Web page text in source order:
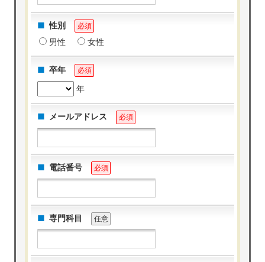
性別 必須
男性 女性
卒年 必須
年
メールアドレス 必須
電話番号 必須
専門科目 任意